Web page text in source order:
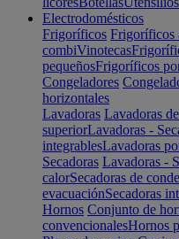
Electrodomésticos
Frigoríficos Frigoríficos
combiVinotecas
pequeñosFrigoríficos
Congeladores
horizontales
Lavadoras Lavadoras
superiorLavadoras -
integrablesLavadoras
Secadoras Lavadoras -
calorSecadoras de
evacuaciónSecadoras
Hornos Conjunto de
convencionalesHornos